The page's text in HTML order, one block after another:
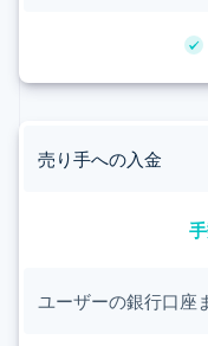
売り手への入金
ユーザーの銀行口座